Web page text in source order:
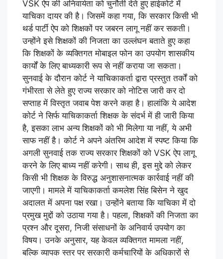
VSK ऐप की अनिवार्यता को चुनौती देते हुए हाईकोर्ट में
याचिका दायर की है। जिसमें कहा गया, कि सरकार किसी भी
थर्ड पार्टी ऐप को शिक्षकों पर जबरन लागू नहीं कर सकती।
उन्होंने इसे शिक्षकों की निजता का उल्लंघन बताते हुए कहा
कि शिक्षकों के व्यक्तिगत मोबाइल फोन का उपयोग शासकीय
कार्यों के लिए बाध्यकारी रूप से नहीं कराया जा सकता।
सुनवाई के दौरान कोर्ट ने याचिकाकर्ता द्वारा प्रस्तुत तर्कों को
गंभीरता से लेते हुए राज्य सरकार को नोटिस जारी कर दो
सप्ताह में विस्तृत जवाब पेश करने कहा है। हालांकि ये आदेश
कोर्ट ने सिर्फ याचिकाकर्ता शिक्षक के संदर्भ में ही जारी किया
है, इसका लाभ अन्य शिक्षकों को भी मिलेगा या नहीं, ये अभी
साफ नहीं है। कोर्ट ने अपने अंतरिम आदेश में स्पष्ट किया कि
अगली सुनवाई तक राज्य सरकार शिक्षकों को VSK ऐप लागू
करने के लिए बाध्य नहीं करेगी। साथ ही, इस मुद्दे को लेकर
किसी भी शिक्षक के विरुद्ध अनुशासनात्मक कार्रवाई नहीं की
जाएगी। मामले में याचिकाकर्ता कमलेश सिंह बिसेन ने खुद
अदालत में अपना पक्ष रखा। उन्होंने बताया कि याचिका में दो
प्रमुख मुद्दों को उठाया गया है। पहला, शिक्षकों की निजता का
प्रश्न और दूसरा, निजी संसाधनों के अनिवार्य उपयोग का
विषय। उनके अनुसार, यह केवल व्यक्तिगत मामला नहीं,
बल्कि व्यापक स्तर पर सरकारी कर्मचारियों के अधिकारों से